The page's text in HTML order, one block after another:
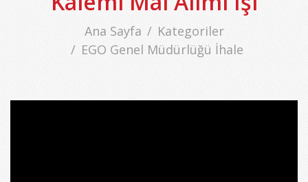
Ana Sayfa
Kategoriler
EGO Genel Müdürlüğü İhale